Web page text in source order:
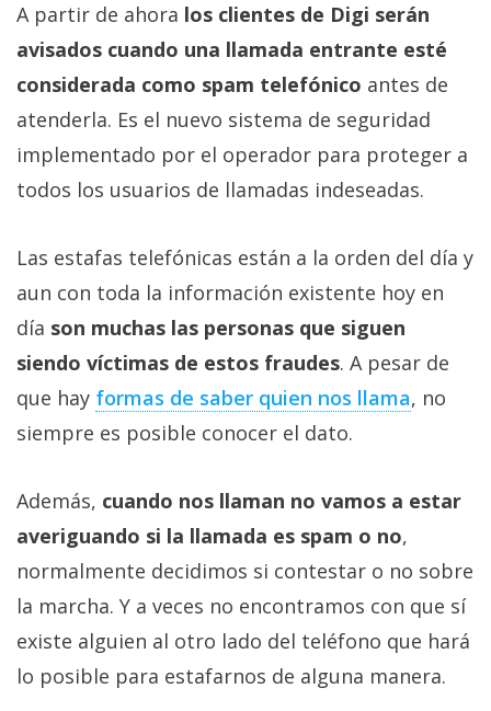
A partir de ahora los clientes de Digi serán
avisados cuando una llamada entrante esté
considerada como spam telefónico antes de
atenderla. Es el nuevo sistema de seguridad
implementado por el operador para proteger a
todos los usuarios de llamadas indeseadas.
Las estafas telefónicas están a la orden del día y
aun con toda la información existente hoy en
día son muchas las personas que siguen
siendo víctimas de estos fraudes. A pesar de
que hay formas de saber quien nos llama, no
siempre es posible conocer el dato.
Además, cuando nos llaman no vamos a estar
averiguando si la llamada es spam o no,
normalmente decidimos si contestar o no sobre
la marcha. Y a veces no encontramos con que sí
existe alguien al otro lado del teléfono que hará
lo posible para estafarnos de alguna manera.